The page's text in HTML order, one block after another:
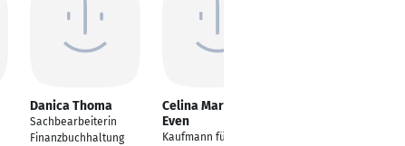
Danica Thoma
Sachbearbeiterin
Finanzbuchhaltung
Celina Marques-
Even
Kaufmann für